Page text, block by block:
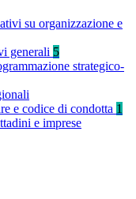
su organizzazione e
generali 5
strategico-
e codice di condotta 1
e imprese